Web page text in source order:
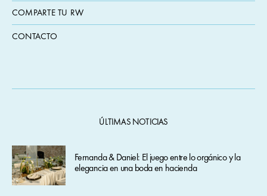
COMPARTE TU RW
CONTACTO
ÚLTIMAS NOTICIAS
Fernanda & Daniel: El juego entre lo orgánico y la
elegancia en una boda en hacienda